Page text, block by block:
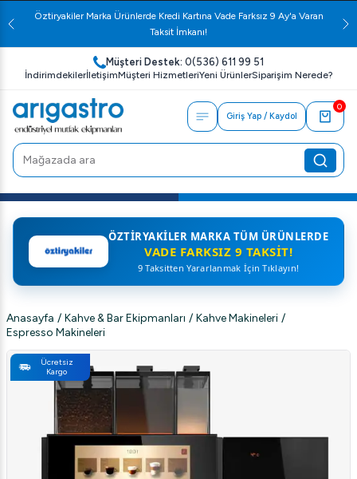
Öztiryakiler Marka Ürünlerde Kredi Kartına Vade Farksız 9 Ay'a Varan
Taksit İmkanı!
Müşteri Destek: 0(536) 611 99 51
İndirimdekilerİletişimMüşteri HizmetleriYeni ÜrünlerSiparişim Nerede?
Giriş Yap / Kaydol
0
ÖZTIRYAKILER MARKA TÜM ÜRÜNLERDE
VADE FARKSIZ 9 TAKSIT!
9 Taksitten Yararlanmak İçin Tıklayın!
Anasayfa / Kahve & Bar Ekipmanları / Kahve Makineleri /
Espresso Makineleri
Ücretsiz
Kargo